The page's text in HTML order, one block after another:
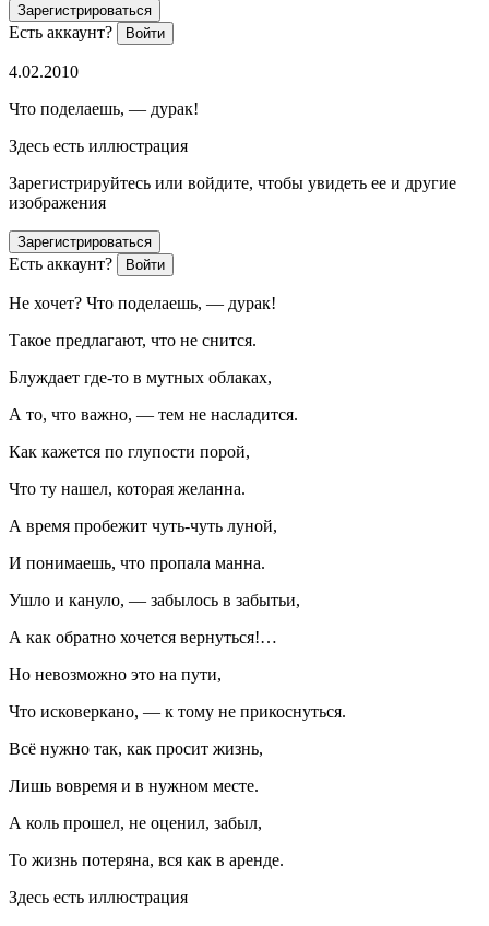
Зарегистрироваться
Есть аккаунт? Войти
4.02.2010
Что поделаешь, — дурак!
Здесь есть иллюстрация
Зарегистрируйтесь или войдите, чтобы увидеть ее и другие
изображения
Зарегистрироваться
Есть аккаунт? Войти
Не хочет? Что поделаешь, — дурак!
Такое предлагают, что не снится.
Блуждает где-то в мутных облаках,
А то, что важно, — тем не насладится.
Как кажется по глупости порой,
Что ту нашел, которая желанна.
А время пробежит чуть-чуть луной,
И понимаешь, что пропала манна.
Ушло и кануло, — забылось в забытьи,
А как обратно хочется вернуться!…
Но невозможно это на пути,
Что исковеркано, — к тому не прикоснуться.
Всё нужно так, как просит жизнь,
Лишь вовремя и в нужном месте.
А коль прошел, не оценил, забыл,
То жизнь потеряна, вся как в аренде.
Здесь есть иллюстрация